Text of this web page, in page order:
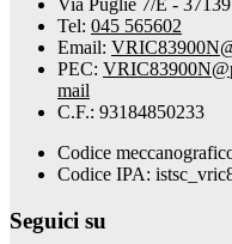
Via Puglie 7/E -
Tel: 045 565602
Email:
PEC:
mail
C.F.: 93184850233
Codice
Codice IPA:
Seguici su